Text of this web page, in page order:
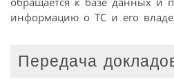
информацию о ТС и его
Передача